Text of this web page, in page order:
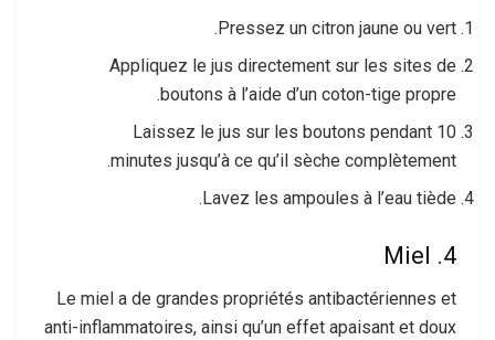
Pressez un citron jaune ou vert.
Appliquez le jus directement sur les sites de
boutons à l’aide d’un coton-tige propre.
Laissez le jus sur les boutons pendant 10
minutes jusqu’à ce qu’il sèche complètement.
Lavez les ampoules à l’eau tiède.
4. Miel
Le miel a de grandes propriétés antibactériennes et
anti-inflammatoires, ainsi qu’un effet apaisant et doux